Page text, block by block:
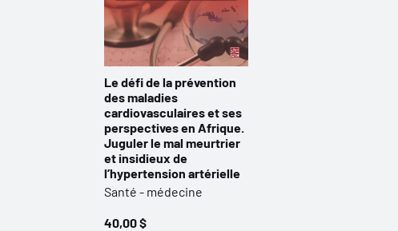
Le défi de la prévention
des maladies
cardiovasculaires et ses
perspectives en Afrique.
Juguler le mal meurtrier
et insidieux de
l’hypertension artérielle
Santé - médecine
40,00 $